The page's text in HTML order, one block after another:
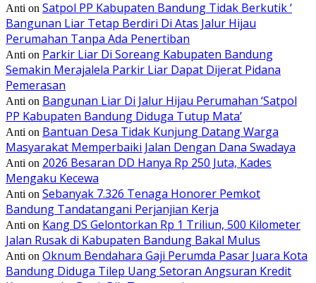
Anti on Satpol PP Kabupaten Bandung Tidak Berkutik ‘
Bangunan Liar Tetap Berdiri Di Atas Jalur Hijau
Perumahan Tanpa Ada Penertiban
Anti on Parkir Liar Di Soreang Kabupaten Bandung
Semakin Merajalela Parkir Liar Dapat Dijerat Pidana
Pemerasan
Anti on Bangunan Liar Di Jalur Hijau Perumahan ‘Satpol
PP Kabupaten Bandung Diduga Tutup Mata’
Anti on Bantuan Desa Tidak Kunjung Datang Warga
Masyarakat Memperbaiki Jalan Dengan Dana Swadaya
Anti on 2026 Besaran DD Hanya Rp 250 Juta, Kades
Mengaku Kecewa
Anti on Sebanyak 7.326 Tenaga Honorer Pemkot
Bandung Tandatangani Perjanjian Kerja
Anti on Kang DS Gelontorkan Rp 1 Triliun, 500 Kilometer
Jalan Rusak di Kabupaten Bandung Bakal Mulus
Anti on Oknum Bendahara Gaji Perumda Pasar Juara Kota
Bandung Diduga Tilep Uang Setoran Angsuran Kredit